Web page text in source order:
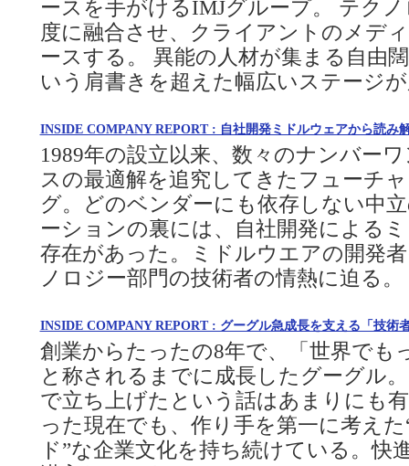
ースを手がけるIMJグループ。 テク
度に融合させ、クライアントのメデ
ースする。 異能の人材が集まる自由
いう肩書きを超えた幅広いステージ
INSIDE COMPANY REPORT : 自社開発ミドルウェアから読み
1989年の設立以来、数々のナンバー
スの最適解を追究してきたフューチ
グ。どのベンダーにも依存しない中
ーションの裏には、自社開発による
存在があった。ミドルウエアの開発
ノロジー部門の技術者の情熱に迫る。
INSIDE COMPANY REPORT : グーグル急成長を支える「技術
創業からたったの8年で、「世界でも
と称されるまでに成長したグーグル
で立ち上げたという話はあまりにも
った現在でも、作り手を第一に考え
ド”な企業文化を持ち続けている。快